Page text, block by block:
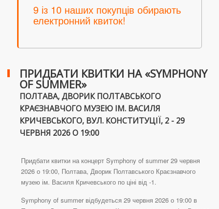
9 із 10 наших покупців обирають
електронний квиток!
ПРИДБАТИ КВИТКИ НА «SYMPHONY
OF SUMMER»
ПОЛТАВА, ДВОРИК ПОЛТАВСЬКОГО
КРАЄЗНАВЧОГО МУЗЕЮ ІМ. ВАСИЛЯ
КРИЧЕВСЬКОГО, ВУЛ. КОНСТИТУЦІЇ, 2 - 29
ЧЕРВНЯ 2026 О 19:00
Придбати квитки на концерт Symphony of summer 29 червня
2026 о 19:00, Полтава, Дворик Полтавського Краєзнавчого
музею ім. Василя Кричевського по ціні від -1.
Symphony of summer відбудеться 29 червня 2026 о 19:00 в